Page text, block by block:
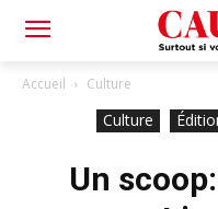
Accueil Culture
Culture
Un